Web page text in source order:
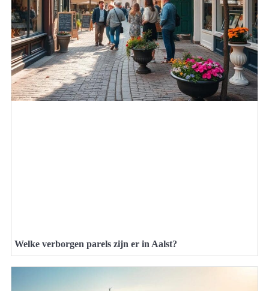
Welke verborgen parels zijn er in Aalst?